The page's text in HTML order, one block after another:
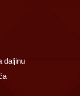
daljinu